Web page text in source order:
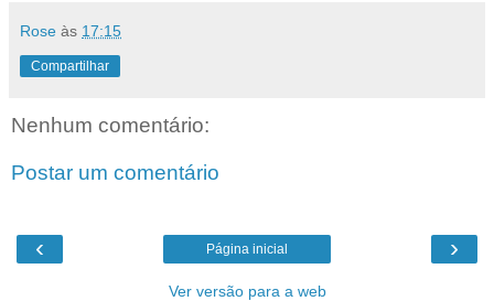
Rose às 17:15
Compartilhar
Nenhum comentário:
Postar um comentário
‹ ›
Página inicial
Ver versão para a web